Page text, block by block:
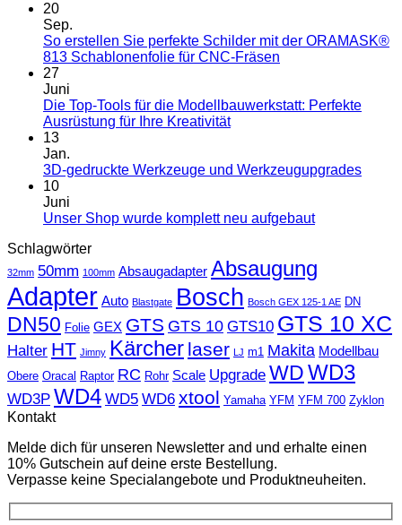
20
Sep.
So erstellen Sie perfekte Schilder mit der ORAMASK®
813 Schablonenfolie für CNC-Fräsen
27
Juni
Die Top-Tools für die Modellbauwerkstatt: Perfekte
Ausrüstung für Ihre Kreativität
13
Jan.
3D-gedruckte Werkzeuge und Werkzeugupgrades
10
Juni
Unser Shop wurde komplett neu aufgebaut
Schlagwörter
32mm 50mm 100mm Absaugadapter Absaugung
Adapter Auto Blastgate Bosch Bosch GEX 125-1 AE DN
DN50 Folie GEX GTS GTS 10 GTS10 GTS 10 XC
Halter HT Jimny Kärcher laser LJ m1 Makita Modellbau
Obere Oracal Raptor RC Rohr Scale Upgrade WDWD3
WD3P WD4 WD5 WD6 xtool Yamaha YFM YFM 700 Zyklon
Kontakt
Melde dich für unseren Newsletter and und erhalte einen
10% Gutschein auf deine erste Bestellung.
Verpasse keine Specialangebote und Produktneuheiten.